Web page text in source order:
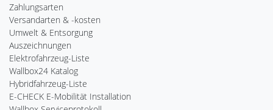
Zahlungsarten
Versandarten & -kosten
Umwelt & Entsorgung
Auszeichnungen
Elektrofahrzeug-Liste
Wallbox24 Katalog
Hybridfahrzeug-Liste
E-CHECK E-Mobilität Installation